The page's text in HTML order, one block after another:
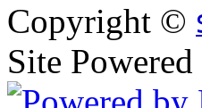
Copyright ©
Site